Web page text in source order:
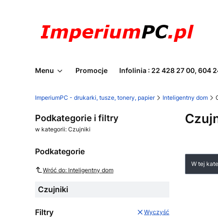
Menu Promocje Infolinia : 22 428 27 00, 604
ImperiumPC - drukarki, tusze, tonery, papier Inteligentny dom
Podkategorie i filtry
w kategorii: Czujniki
Podkategorie
Wróć do: Inteligentny dom
Czujniki
Filtry Wyczyść
W tej